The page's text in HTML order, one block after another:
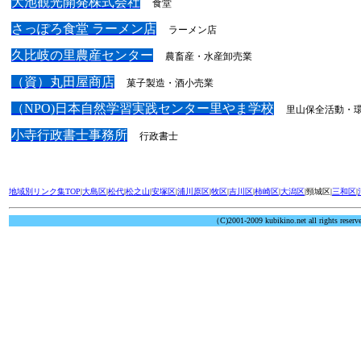
食堂
さっぽろ食堂 ラーメン店 ラーメン店
久比岐の里農産センター 農畜産・水産卸売業
（資）丸田屋商店 菓子製造・酒小売業
（NPO)日本自然学習実践センター里やま学校 里山保全活動・
小寺行政書士事務所 行政書士
地域別リンク集TOP|大島区|松代|松之山|安塚区|浦川原区|牧区|吉川区|柿崎区|大潟区|頸城区|三和区|
（C)2001-2009 kubikino.net all rights